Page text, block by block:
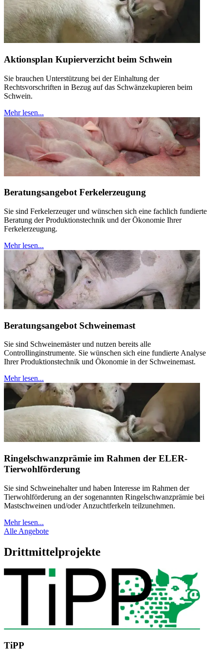
Aktionsplan Kupierverzicht beim Schwein
Sie brauchen Unterstützung bei der Einhaltung der
Rechtsvorschriften in Bezug auf das Schwänzekupieren beim
Schwein.
Mehr lesen...
Beratungsangebot Ferkelerzeugung
Sie sind Ferkelerzeuger und wünschen sich eine fachlich fundierte
Beratung der Produktionstechnik und der Ökonomie Ihrer
Ferkelerzeugung.
Mehr lesen...
Beratungsangebot Schweinemast
Sie sind Schweinemäster und nutzen bereits alle
Controllinginstrumente. Sie wünschen sich eine fundierte Analyse
Ihrer Produktionstechnik und Ökonomie in der Schweinemast.
Mehr lesen...
Ringelschwanzprämie im Rahmen der ELER-
Tierwohlförderung
Sie sind Schweinehalter und haben Interesse im Rahmen der
Tierwohlförderung an der sogenannten Ringelschwanzprämie bei
Mastschweinen und/oder Anzuchtferkeln teilzunehmen.
Mehr lesen...
Alle Angebote
Drittmittelprojekte
TiPP